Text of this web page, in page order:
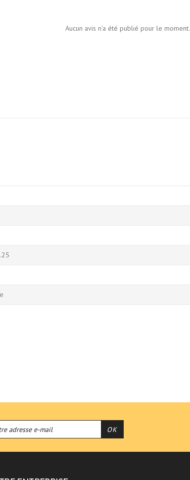
Aucun avis n'a été publié pour le moment.